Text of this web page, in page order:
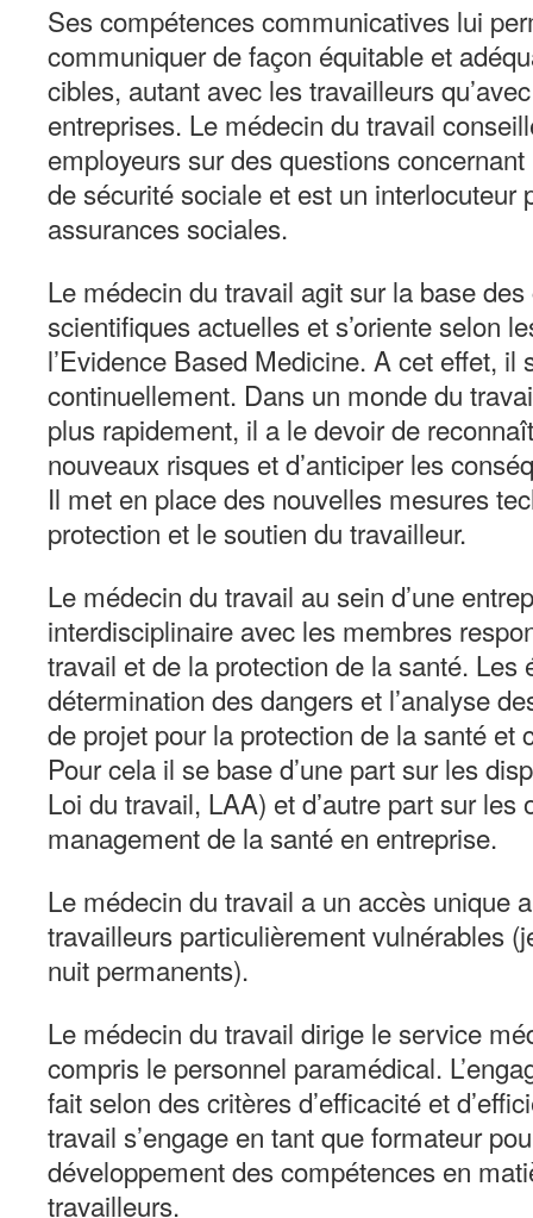
Ses compétences communicatives lui
communiquer de façon équitable et
cibles, autant avec les travailleurs
entreprises. Le médecin du travail
employeurs sur des questions
de sécurité sociale et est un interlocuteur
assurances sociales.
Le médecin du travail agit sur la base
scientifiques actuelles et s’oriente selon
l’Evidence Based Medicine. A cet effet, il
continuellement. Dans un monde du
plus rapidement, il a le devoir de
nouveaux risques et d’anticiper les
Il met en place des nouvelles mesures
protection et le soutien du travailleur.
Le médecin du travail au sein d’une
interdisciplinaire avec les membres
travail et de la protection de la santé. Les
détermination des dangers et l’analyse
de projet pour la protection de la santé et
Pour cela il se base d’une part sur les
Loi du travail, LAA) et d’autre part sur les
management de la santé en entreprise.
Le médecin du travail a un accès unique
travailleurs particulièrement vulnérables
nuit permanents).
Le médecin du travail dirige le service
compris le personnel paramédical.
fait selon des critères d’efficacité et
travail s’engage en tant que formateur
développement des compétences en
travailleurs.